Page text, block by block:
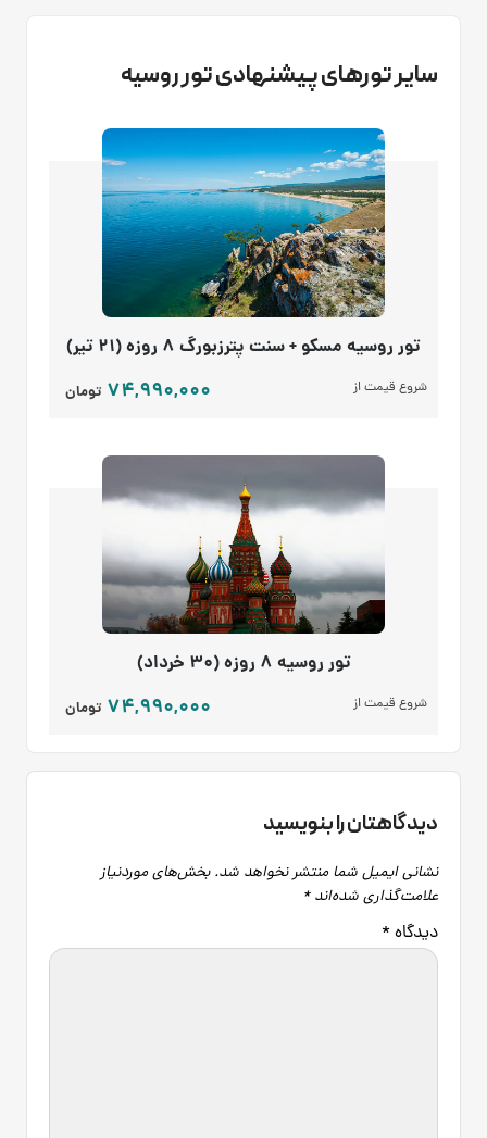
سایر تورهای پیشنهادی تور روسیه
تور روسیه مسکو + سنت پترزبورگ 8 روزه (۲۱ تیر)
شروع قیمت از 74,990,000 تومان
تور روسیه 8 روزه (30 خرداد)
شروع قیمت از 74,990,000 تومان
دیدگاهتان را بنویسید
نشانی ایمیل شما منتشر نخواهد شد. بخش‌های موردنیاز
علامت‌گذاری شده‌اند*
دیدگاه *